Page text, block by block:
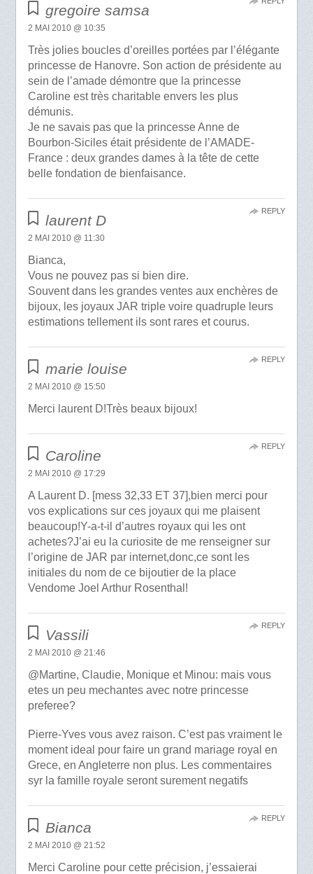
gregoire samsa
2 MAI 2010 @ 10:35
Très jolies boucles d’oreilles portées par l’élégante
princesse de Hanovre. Son action de présidente au
sein de l’amade démontre que la princesse
Caroline est très charitable envers les plus
démunis.
Je ne savais pas que la princesse Anne de
Bourbon-Siciles était présidente de l’AMADE-
France : deux grandes dames à la tête de cette
belle fondation de bienfaisance.
laurent D
2 MAI 2010 @ 11:30
Bianca,
Vous ne pouvez pas si bien dire.
Souvent dans les grandes ventes aux enchères de
bijoux, les joyaux JAR triple voire quadruple leurs
estimations tellement ils sont rares et courus.
REPLY
marie louise
2 MAI 2010 @ 15:50
Merci laurent D!Très beaux bijoux!
REPLY
Caroline
2 MAI 2010 @ 17:29
A Laurent D. [mess 32,33 ET 37],bien merci pour
vos explications sur ces joyaux qui me plaisent
beaucoup!Y-a-t-il d’autres royaux qui les ont
achetes?J’ai eu la curiosite de me renseigner sur
l’origine de JAR par internet,donc,ce sont les
initiales du nom de ce bijoutier de la place
Vendome Joel Arthur Rosenthal!
REPLY
Vassili
2 MAI 2010 @ 21:46
@Martine, Claudie, Monique et Minou: mais vous
etes un peu mechantes avec notre princesse
preferee?
Pierre-Yves vous avez raison. C’est pas vraiment le
moment ideal pour faire un grand mariage royal en
Grece, en Angleterre non plus. Les commentaires
syr la famille royale seront surement negatifs
REPLY
Bianca
2 MAI 2010 @ 21:52
Merci Caroline pour cette précision, j’essaierai
REPLY